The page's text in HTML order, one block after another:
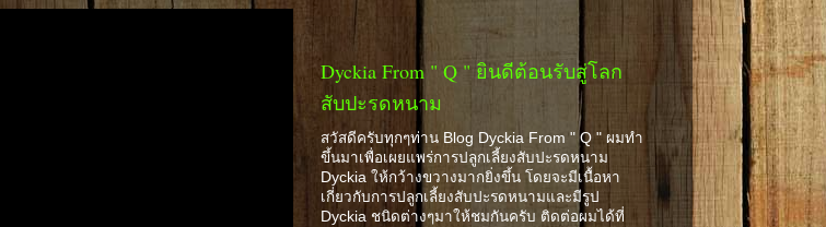
Dyckia From " Q " ยินดีต้อนรับสู่โลก
สับปะรดหนาม
สวัสดีครับทุกๆท่าน Blog Dyckia From " Q " ผมทำ
ขึ้นมาเพื่อเผยแพร่การปลูกเลี้ยงสับปะรดหนาม
Dyckia ให้กว้างขวางมากยิ่งขึ้น โดยจะมีเนื้อหา
เกี่ยวกับการปลูกเลี้ยงสับปะรดหนามและมีรูป
Dyckia ชนิดต่างๆมาให้ชมกันครับ ติดต่อผมได้ที่